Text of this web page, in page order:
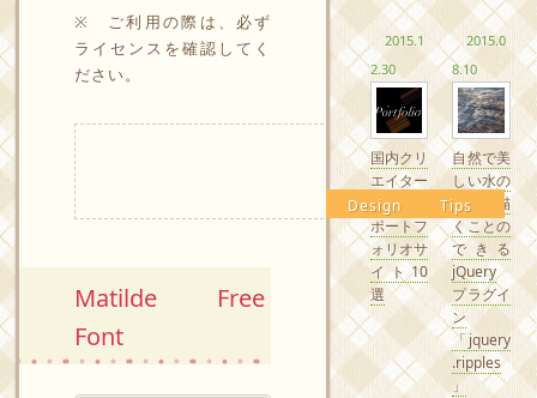
※ ご利用の際は、必ず
ライセンスを確認してく
ださい。
Matilde Free
Font
2015.1
2.30
Design
国内クリ
エイター
の素敵な
ポートフ
ォリオサ
イト10
選
2015.0
8.10
Tips
自然で美
しい水の
波紋を描
くことの
できる
jQuery
プラグイ
ン
「jquery
.ripples
」